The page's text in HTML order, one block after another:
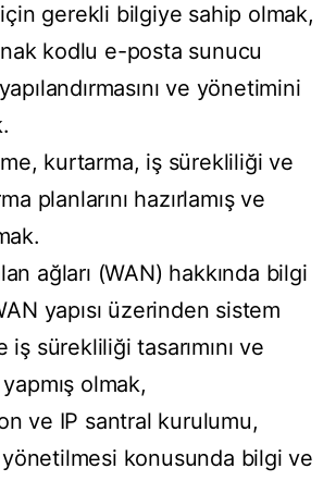
gerekli bilgiye sahip olmak,
kodlu e-posta sunucu
ve yönetimini
kurtarma, iş sürekliliği ve
planlarını hazırlamış ve
ağları (WAN) hakkında bilgi
yapısı üzerinden sistem
sürekliliği tasarımını ve
olmak,
ve IP santral kurulumu,
konusunda bilgi ve